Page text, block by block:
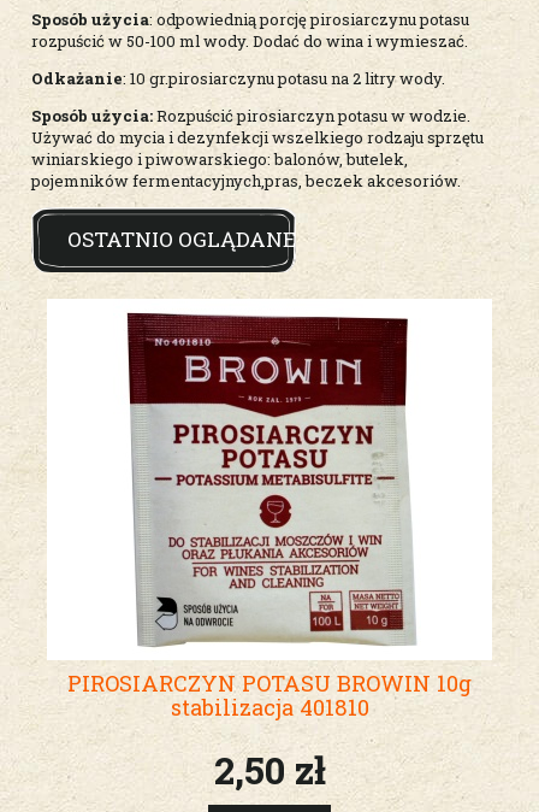
Sposób użycia: odpowiednią porcję pirosiarczynu potasu
rozpuścić w 50-100 ml wody. Dodać do wina i wymieszać.
Odkażanie: 10 gr.pirosiarczynu potasu na 2 litry wody.
Sposób użycia:Rozpuścić pirosiarczyn potasu w wodzie.
Używać do mycia i dezynfekcji wszelkiego rodzaju sprzętu
winiarskiego i piwowarskiego: balonów, butelek,
pojemników fermentacyjnych,pras, beczek akcesoriów.
OSTATNIO OGLĄDANE
PIROSIARCZYN POTASU BROWIN 10g
stabilizacja 401810
2,50 zł